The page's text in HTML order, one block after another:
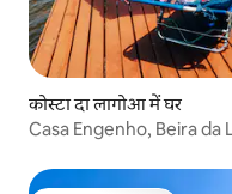
कोस्टा दा लागोआ में घर
Casa Engenho, Beira da